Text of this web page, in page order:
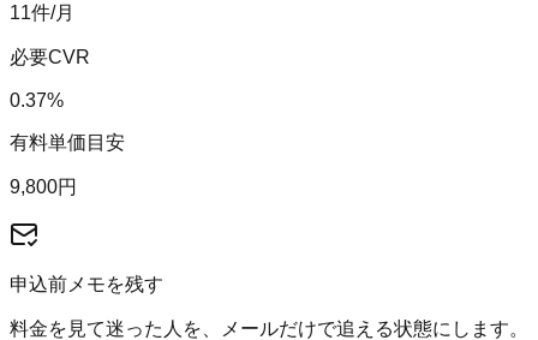
11件/月
必要CVR
0.37%
有料単価目安
9,800円
申込前メモを残す
料金を見て迷った人を、メールだけで追える状態にします。